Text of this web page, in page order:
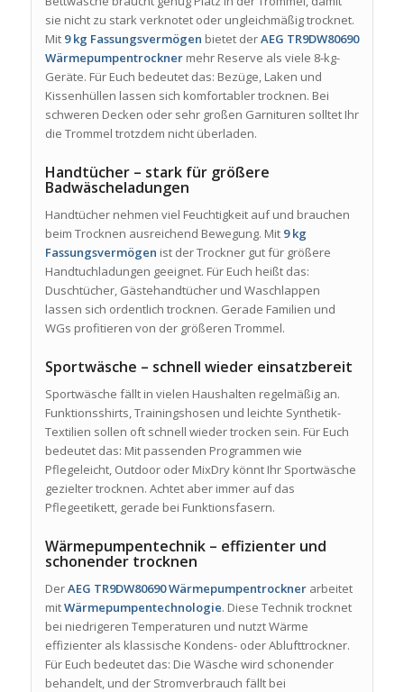
sie nicht zu stark verknotet oder ungleichmäßig trocknet.
Mit 9 kg Fassungsvermögen bietet derAEG TR9DW80690
Wärmepumpentrocknermehr Reserve als viele 8-kg-
Geräte. Für Euch bedeutet das: Bezüge, Laken und
Kissenhüllen lassen sich komfortabler trocknen. Bei
schweren Decken oder sehr großen Garnituren solltet Ihr
die Trommel trotzdem nicht überladen.
Handtücher – stark für größere
Badwäscheladungen
Handtücher nehmen viel Feuchtigkeit auf und brauchen
beim Trocknen ausreichend Bewegung. Mit 9 kg
Fassungsvermögen ist der Trockner gut für größere
Handtuchladungen geeignet. Für Euch heißt das:
Duschtücher, Gästehandtücher und Waschlappen
lassen sich ordentlich trocknen. Gerade Familien und
WGs profitieren von der größeren Trommel.
Sportwäsche – schnell wieder einsatzbereit
Sportwäsche fällt in vielen Haushalten regelmäßig an.
Funktionsshirts, Trainingshosen und leichte Synthetik-
Textilien sollen oft schnell wieder trocken sein. Für Euch
bedeutet das: Mit passenden Programmen wie
Pflegeleicht, Outdoor oder MixDry könnt Ihr Sportwäsche
gezielter trocknen. Achtet aber immer auf das
Pflegeetikett, gerade bei Funktionsfasern.
Wärmepumpentechnik – effizienter und
schonender trocknen
DerAEG TR9DW80690 Wärmepumpentrocknerarbeitet
mitWärmepumpentechnologie. Diese Technik trocknet
bei niedrigeren Temperaturen und nutzt Wärme
effizienter als klassische Kondens- oder Ablufttrockner.
Für Euch bedeutet das: Die Wäsche wird schonender
behandelt, und der Stromverbrauch fällt bei